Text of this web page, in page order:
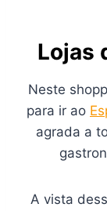
Lojas
Neste
para ir ao
agrada a
A vista